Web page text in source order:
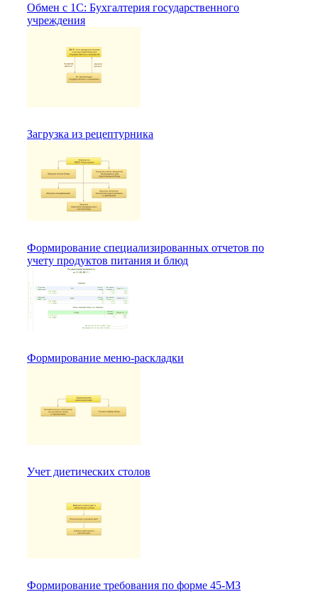
Обмен с 1С: Бухгалтерия государственного
учреждения
Загрузка из рецептурника
Формирование специализированных отчетов по
учету продуктов питания и блюд
Формирование меню-раскладки
Учет диетических столов
Формирование требования по форме 45-МЗ